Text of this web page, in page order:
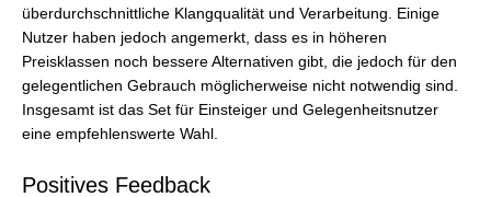
überdurchschnittliche Klangqualität und Verarbeitung. Einige
Nutzer haben jedoch angemerkt, dass es in höheren
Preisklassen noch bessere Alternativen gibt, die jedoch für den
gelegentlichen Gebrauch möglicherweise nicht notwendig sind.
Insgesamt ist das Set für Einsteiger und Gelegenheitsnutzer
eine empfehlenswerte Wahl.
Positives Feedback